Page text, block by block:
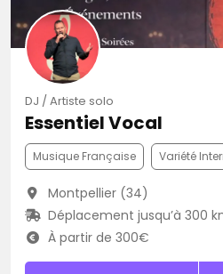
DJ / Artiste solo
Essentiel Vocal
Musique Française Variété
Montpellier (34)
Déplacement jusqu’à 300
À partir de 300€